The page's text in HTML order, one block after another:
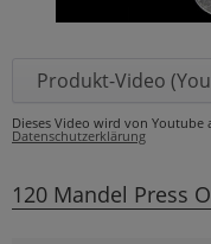
Produkt-Video
Dieses Video wird von Youtube
Datenschutzerklärung
120 Mandel Press